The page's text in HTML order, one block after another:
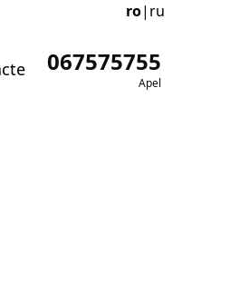
ro| ru
067575755
Apel